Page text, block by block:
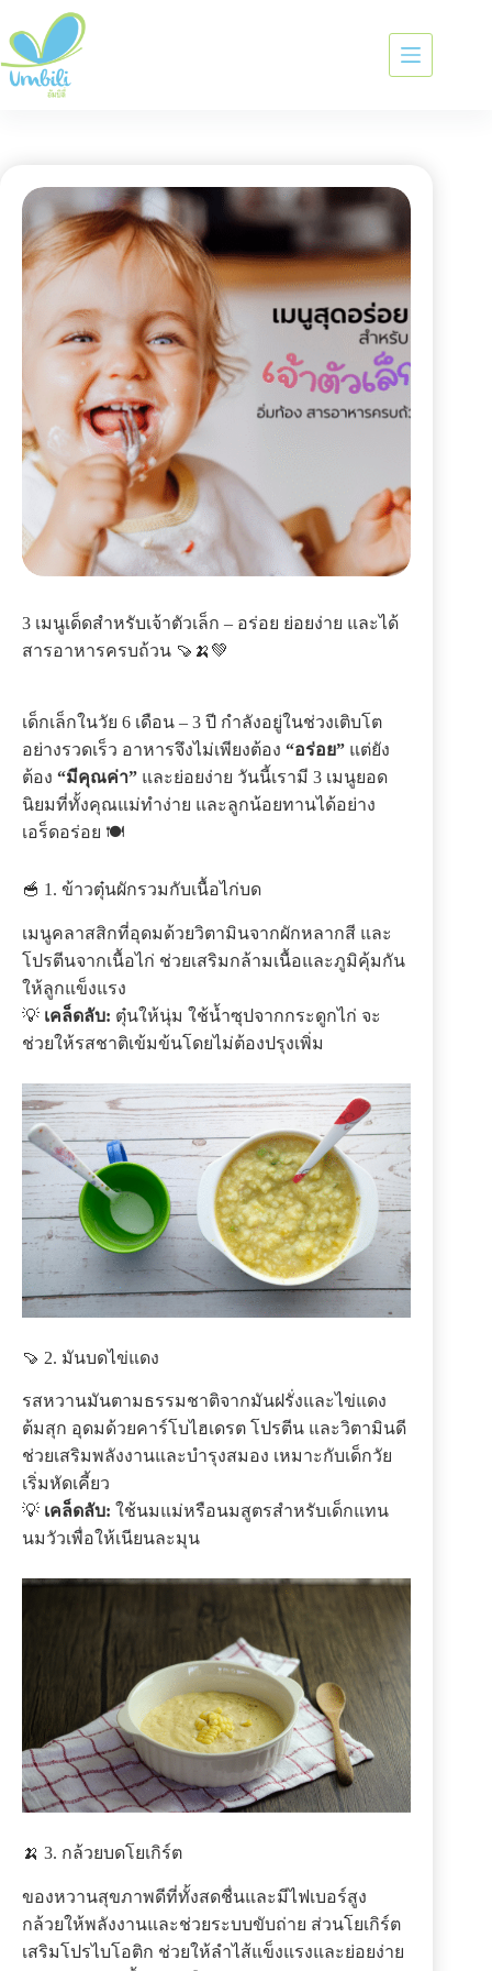
3 เมนูเด็ดสำหรับเจ้าตัวเล็ก – อร่อย ย่อยง่าย และได้
สารอาหารครบถ้วน 🍠🍌💚
เด็กเล็กในวัย 6 เดือน – 3 ปี กำลังอยู่ในช่วงเติบโต
อย่างรวดเร็ว อาหารจึงไม่เพียงต้อง “อร่อย” แต่ยัง
ต้อง “มีคุณค่า” และย่อยง่าย วันนี้เรามี 3 เมนูยอด
นิยมที่ทั้งคุณแม่ทำง่าย และลูกน้อยทานได้อย่าง
เอร็ดอร่อย 🍽️
🥣 1. ข้าวตุ๋นผักรวมกับเนื้อไก่บด
เมนูคลาสสิกที่อุดมด้วยวิตามินจากผักหลากสี และ
โปรตีนจากเนื้อไก่ ช่วยเสริมกล้ามเนื้อและภูมิคุ้มกัน
ให้ลูกแข็งแรง
💡 เคล็ดลับ: ตุ๋นให้นุ่ม ใช้น้ำซุปจากกระดูกไก่ จะ
ช่วยให้รสชาติเข้มข้นโดยไม่ต้องปรุงเพิ่ม
🍠 2. มันบดไข่แดง
รสหวานมันตามธรรมชาติจากมันฝรั่งและไข่แดง
ต้มสุก อุดมด้วยคาร์โบไฮเดรต โปรตีน และวิตามินดี
ช่วยเสริมพลังงานและบำรุงสมอง เหมาะกับเด็กวัย
เริ่มหัดเคี้ยว
💡 เคล็ดลับ: ใช้นมแม่หรือนมสูตรสำหรับเด็กแทน
นมวัวเพื่อให้เนียนละมุน
🍌 3. กล้วยบดโยเกิร์ต
ของหวานสุขภาพดีที่ทั้งสดชื่นและมีไฟเบอร์สูง
กล้วยให้พลังงานและช่วยระบบขับถ่าย ส่วนโยเกิร์ต
เสริมโปรไบโอติก ช่วยให้ลำไส้แข็งแรงและย่อยง่าย